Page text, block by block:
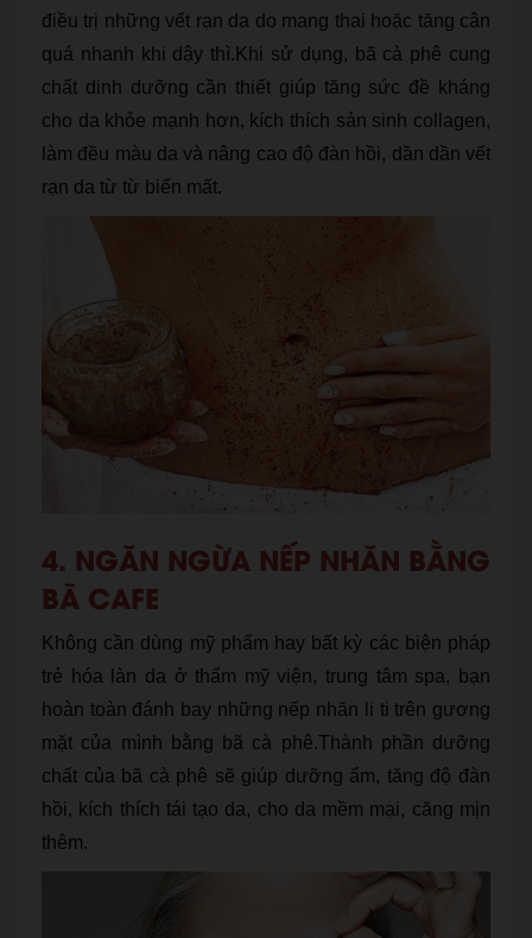
điều trị những vết rạn da do mang thai hoặc tăng cân
quá nhanh khi dậy thì.Khi sử dụng, bã cà phê cung
chất dinh dưỡng cần thiết giúp tăng sức đề kháng
cho da khỏe mạnh hơn, kích thích sản sinh collagen,
làm đều màu da và nâng cao độ đàn hồi, dần dần vết
rạn da từ từ biến mất.
4. NGĂN NGỪA NẾP NHĂN BẰNG
BÃ CAFE
Không cần dùng mỹ phẩm hay bất kỳ các biện pháp
trẻ hóa làn da ở thẩm mỹ viện, trung tâm spa, bạn
hoàn toàn đánh bay những nếp nhăn li ti trên gương
mặt của mình bằng bã cà phê.Thành phần dưỡng
chất của bã cà phê sẽ giúp dưỡng ẩm, tăng độ đàn
hồi, kích thích tái tạo da, cho da mềm mại, căng mịn
thêm.